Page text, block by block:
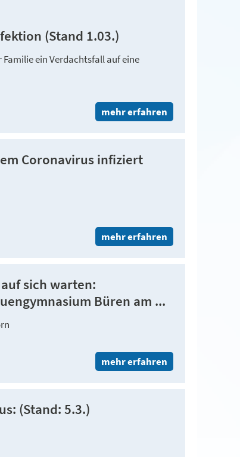
(Stand 1.03.)
ein Verdachtsfall auf eine
mehr erfahren
Coronavirus infiziert
mehr erfahren
sich warten:
Büren am ...
mehr erfahren
(Stand: 5.3.)